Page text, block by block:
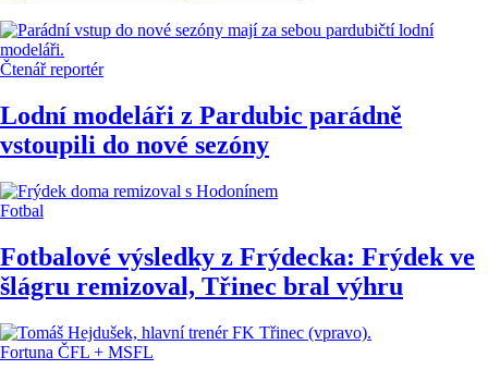
Čtenář reportér
Lodní modeláři z Pardubic parádně
vstoupili do nové sezóny
Fotbal
Fotbalové výsledky z Frýdecka: Frýdek ve
šlágru remizoval, Třinec bral výhru
Fortuna ČFL + MSFL